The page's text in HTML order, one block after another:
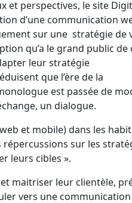
et perspectives, le site
d’une communication
sur une stratégie de
qu’a le grand public de
leur stratégie
que l’ère de la
est passée de
un dialogue.
et mobile) dans les
sur les
leurs cibles ».
maitriser leur clientèle,
vers une communication